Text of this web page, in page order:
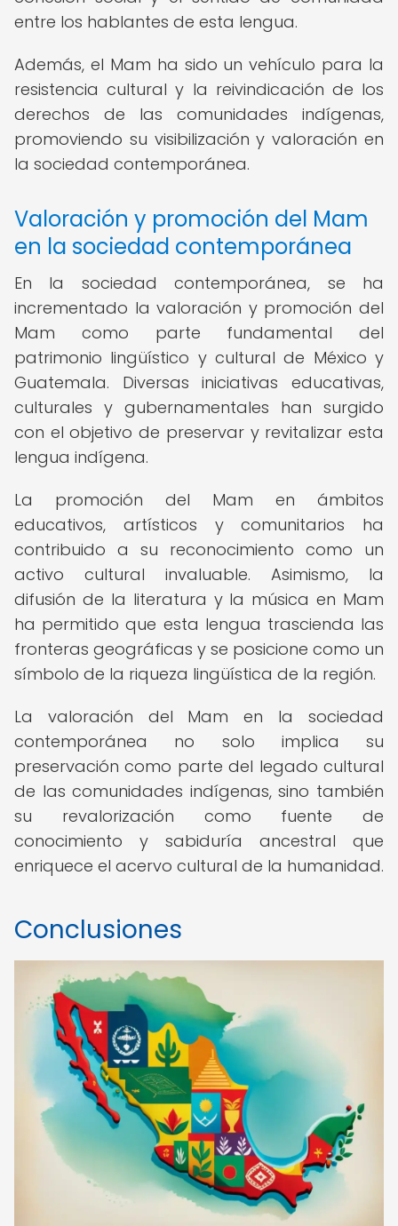
entre los hablantes de esta lengua.
Además, el Mam ha sido un vehículo para la
resistencia cultural y la reivindicación de los
derechos de las comunidades indígenas,
promoviendo su visibilización y valoración en
la sociedad contemporánea.
Valoración y promoción del Mam
en la sociedad contemporánea
En la sociedad contemporánea, se ha
incrementado la valoración y promoción del
Mam como parte fundamental del
patrimonio lingüístico y cultural de México y
Guatemala. Diversas iniciativas educativas,
culturales y gubernamentales han surgido
con el objetivo de preservar y revitalizar esta
lengua indígena.
La promoción del Mam en ámbitos
educativos, artísticos y comunitarios ha
contribuido a su reconocimiento como un
activo cultural invaluable. Asimismo, la
difusión de la literatura y la música en Mam
ha permitido que esta lengua trascienda las
fronteras geográficas y se posicione como un
símbolo de la riqueza lingüística de la región.
La valoración del Mam en la sociedad
contemporánea no solo implica su
preservación como parte del legado cultural
de las comunidades indígenas, sino también
su revalorización como fuente de
conocimiento y sabiduría ancestral que
enriquece el acervo cultural de la humanidad.
Conclusiones